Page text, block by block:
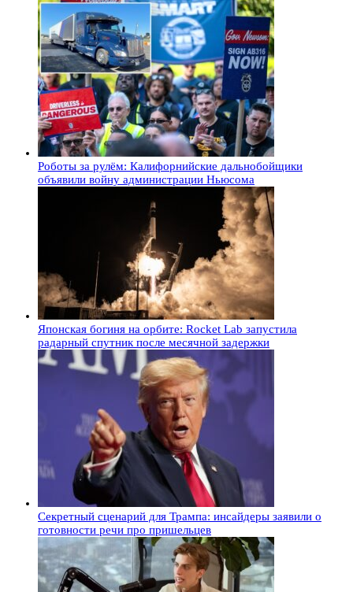
Роботы за рулём: Калифорнийские дальнобойщики
объявили войну администрации Ньюсома
Японская богиня на орбите: Rocket Lab запустила
радарный спутник после месячной задержки
Секретный сценарий для Трампа: инсайдеры заявили о
готовности речи про пришельцев